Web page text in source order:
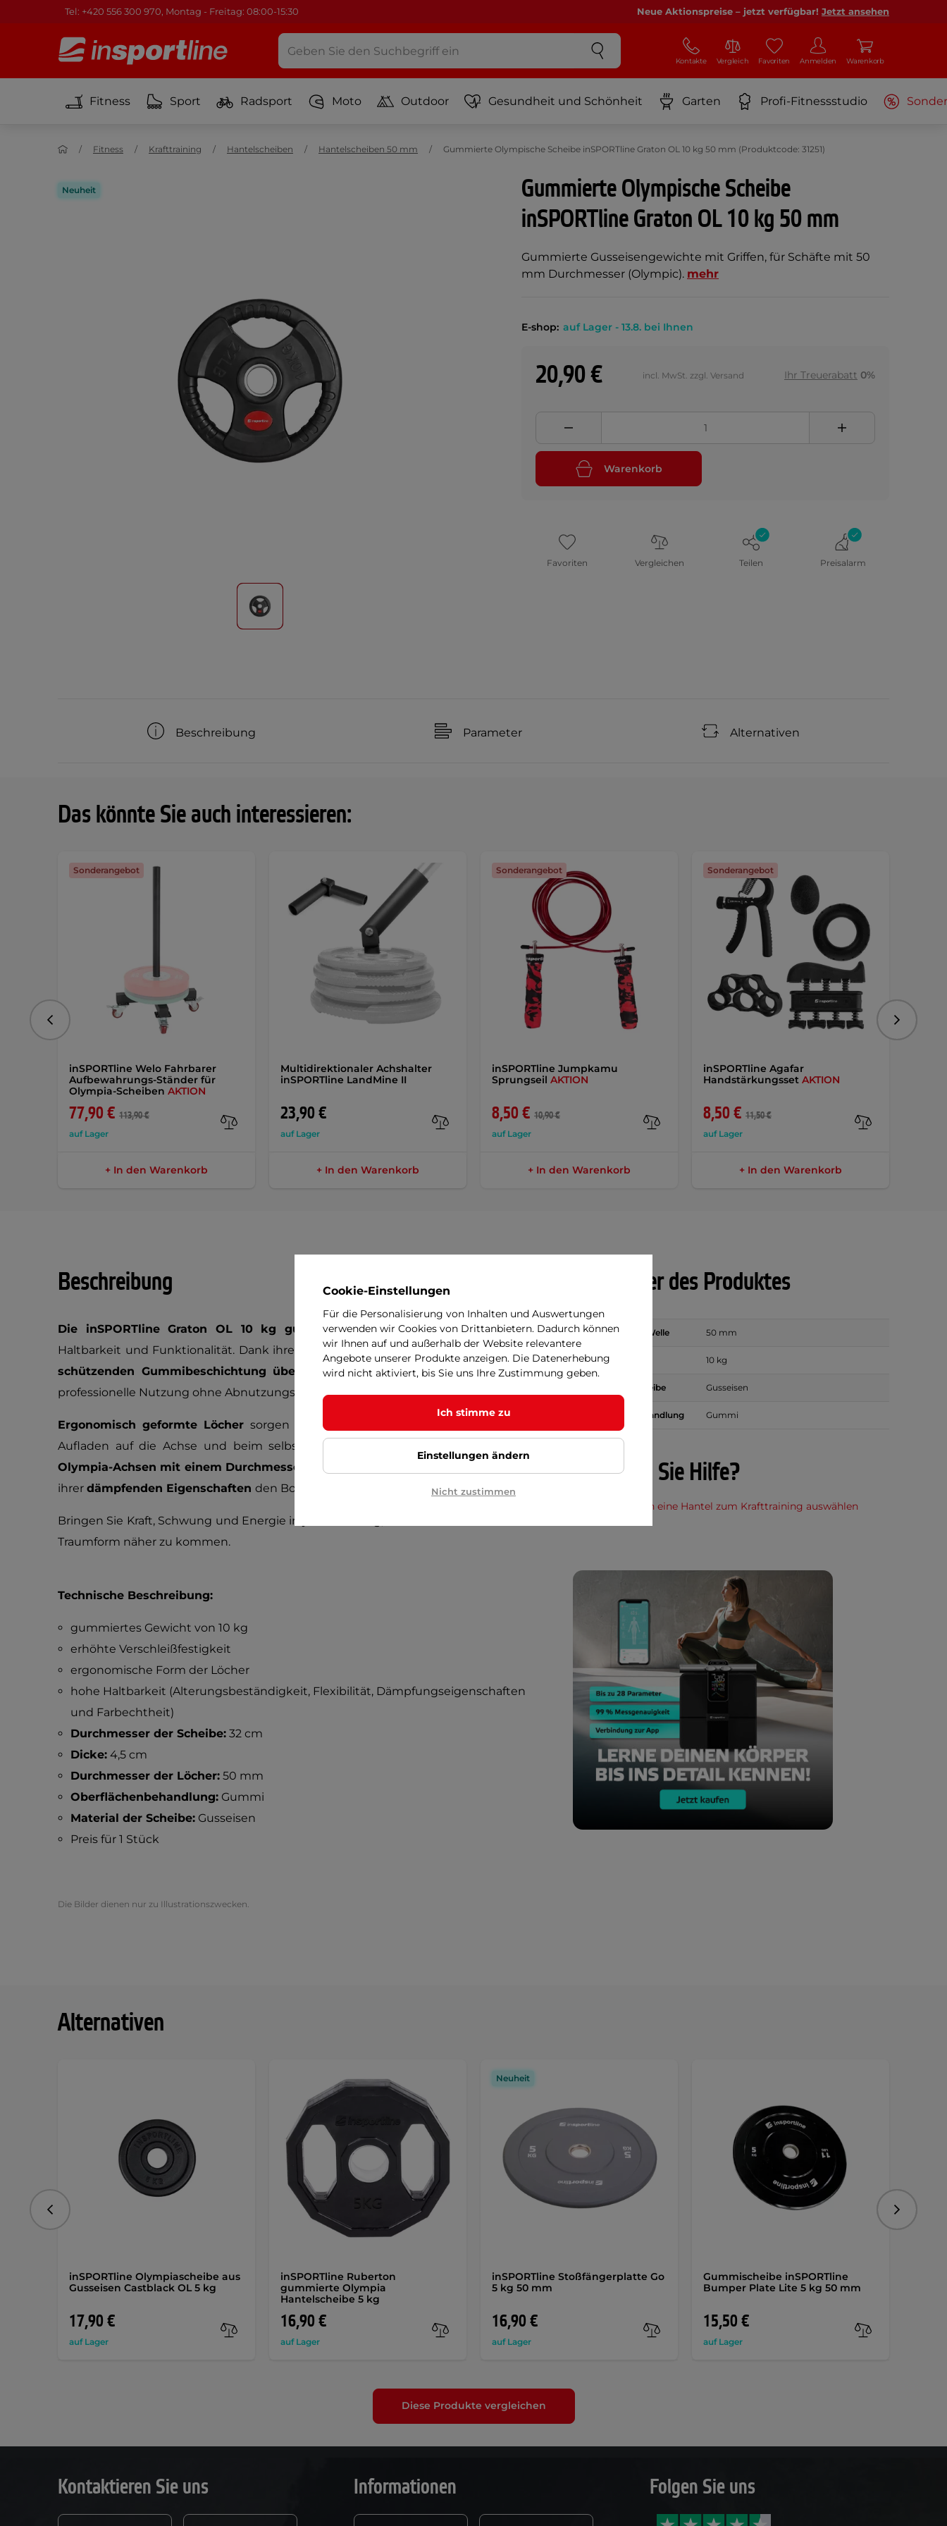
Tel: +420 556 300 970, Montag - Freitag: 08:00-15:30 Neue Aktionspreise – jetzt verfügbar! Jetzt ansehen
Kontakte Vergleich Favoriten Anmelden Warenkorb
Fitness Sport Radsport Moto Outdoor Gesundheit und Schönheit Garten Profi-Fitnessstudio
Fitness Krafttraining Hantelscheiben Hantelscheiben 50 mm Gummierte Olympische Scheibe inSPORTline Graton OL 10 kg 50 mm (Produktcode: 31251)
Gummierte Olympische Scheibe
inSPORTline Graton OL 10 kg 50 mm
Gummierte Gusseisengewichte mit Griffen, für Schäfte mit 50
mm Durchmesser (Olympic). mehr
Neuheit
E-shop: auf Lager - 13.8. bei Ihnen
20,90 € incl. MwSt. zzgl. Versand Ihr Treuerabatt 0%
Warenkorb
Favoriten Vergleichen Teilen Preisalarm
Beschreibung Parameter Alternativen
Das könnte Sie auch interessieren:
inSPORTline Welo Fahrbarer
Aufbewahrungs-Ständer für
Olympia-Scheiben AKTION
77,90 € 113,90 €
auf Lager
Sonderangebot
+ In den Warenkorb
Multidirektionaler Achshalter
inSPORTline LandMine II
23,90 €
auf Lager
+ In den Warenkorb
inSPORTline Jumpkamu
Sprungseil AKTION
8,50 € 10,90 €
auf Lager
Sonderangebot
+ In den Warenkorb
inSPORTline Agafar
Handstärkungsset AKTION
8,50 € 11,50 €
auf Lager
Sonderangebot
+ In den Warenkorb
vorhergehend Folgend
Beschreibung
Die inSPORTline Graton OL 10 kg gummierte Olympische Scheibevereint
Haltbarkeit und Funktionalität. Dank ihres hochwertigenGusseisenkerns und der
schützenden Gummibeschichtung über
steht sie selbst intensive private oder
professionelle Nutzung ohne Abnutzungserscheinungen.
Ergonomisch geformte Löcher sorgen für eine komfortable Handhabung beim
Aufladen auf die Achse und beim selbstständigen Training. Die Scheibe ist
Olympia-Achsen mit einem Durchmesser von 50 mm
ihrer dämpfenden Eigenschaften den Boden und das Gerät selbst.
Bringen Sie Kraft, Schwung und Energie in jedes Training, um Ihren Zielen und Ihrer
Traumform näher zu kommen.
Technische Beschreibung:
gummiertes Gewicht von 10 kg
erhöhte Verschleißfestigkeit
ergonomische Form der Löcher
hohe Haltbarkeit (Alterungsbeständigkeit, Flexibilität, Dämpfungseigenschaften
und Farbechtheit)
Durchmesser der Scheibe:32 cm
Dicke:4,5 cm
Durchmesser der Löcher:50 mm
Oberflächenbehandlung:Gummi
Material der Scheibe:Gusseisen
Preis für 1 Stück
Die Bilder dienen nur zu Illustrationszwecken.
Parameter des Produktes
Öffnung für die Welle 50 mm
Gewicht 10 kg
Material der Scheibe Gusseisen
Oberflächenbehandlung Gummi
Brauchen Sie Hilfe?
Wie soll man eine Hantel zum Krafttraining auswählen
Alternativen
inSPORTline Olympiascheibe aus
Gusseisen Castblack OL 5 kg
17,90 €
auf Lager
inSPORTline Ruberton
gummierte Olympia
Hantelscheibe 5 kg
16,90 €
auf Lager
inSPORTline Stoßfängerplatte Go
5 kg 50 mm
16,90 €
auf Lager
Neuheit
Gummischeibe inSPORTline
Bumper Plate Lite 5 kg 50 mm
15,50 €
auf Lager
vorhergehend Folgend
Diese Produkte vergleichen
Kontaktieren Sie uns Informationen Folgen Sie uns
Cookie-Einstellungen
Für die Personalisierung von Inhalten und Auswertungen
verwenden wir Cookies von Drittanbietern. Dadurch können
wir Ihnen auf und außerhalb der Website relevantere
Angebote unserer Produkte anzeigen. Die Datenerhebung
wird nicht aktiviert, bis Sie uns Ihre Zustimmung geben.
Ich stimme zu
Einstellungen ändern
Nicht zustimmen